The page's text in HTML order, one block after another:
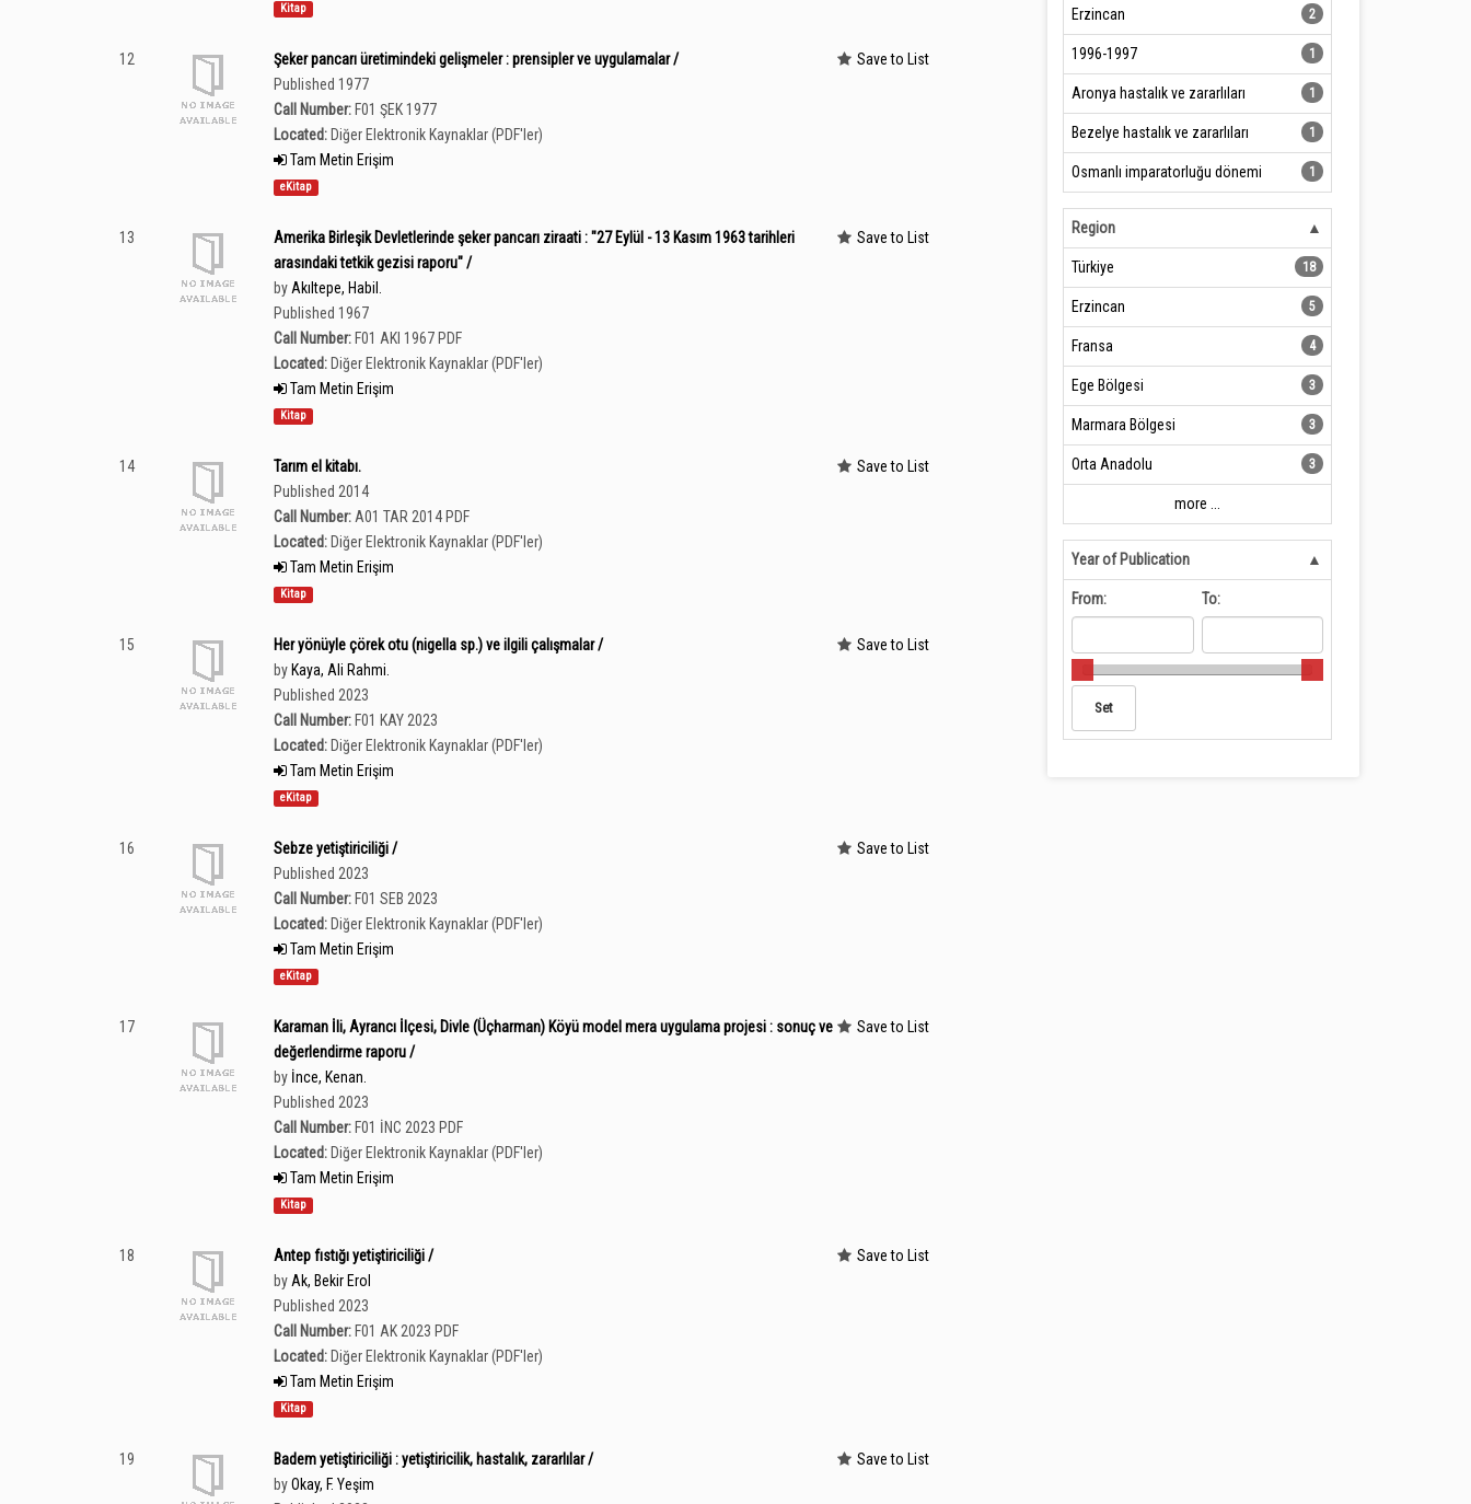
Kitap
12
Şeker pancarı üretimindeki gelişmeler : prensipler ve uygulamalar /
Published 1977
Call Number: F01 ŞEK 1977
Located: Diğer Elektronik Kaynaklar (PDF'ler)
Tam Metin Erişim
eKitap
Save to List
13
Amerika Birleşik Devletlerinde şeker pancarı ziraati : "27 Eylül - 13 Kasım 1963 tarihleri
arasındaki tetkik gezisi raporu" /
by Akıltepe, Habil.
Published 1967
Call Number: F01 AKI 1967 PDF
Located: Diğer Elektronik Kaynaklar (PDF'ler)
Tam Metin Erişim
Kitap
Save to List
14
Tarım el kitabı.
Published 2014
Call Number: A01 TAR 2014 PDF
Located: Diğer Elektronik Kaynaklar (PDF'ler)
Tam Metin Erişim
Kitap
Save to List
15
Her yönüyle çörek otu (nigella sp.) ve ilgili çalışmalar /
by Kaya, Ali Rahmi.
Published 2023
Call Number: F01 KAY 2023
Located: Diğer Elektronik Kaynaklar (PDF'ler)
Tam Metin Erişim
eKitap
Save to List
16
Sebze yetiştiriciliği /
Published 2023
Call Number: F01 SEB 2023
Located: Diğer Elektronik Kaynaklar (PDF'ler)
Tam Metin Erişim
eKitap
Save to List
17
Karaman İli, Ayrancı İlçesi, Divle (Üçharman) Köyü model mera uygulama projesi : sonuç ve
değerlendirme raporu /
by İnce, Kenan.
Published 2023
Call Number: F01 İNC 2023 PDF
Located: Diğer Elektronik Kaynaklar (PDF'ler)
Tam Metin Erişim
Kitap
Save to List
18
Antep fıstığı yetiştiriciliği /
by Ak, Bekir Erol
Published 2023
Call Number: F01 AK 2023 PDF
Located: Diğer Elektronik Kaynaklar (PDF'ler)
Tam Metin Erişim
Kitap
Save to List
19
Badem yetiştiriciliği : yetiştiricilik, hastalık, zararlılar /
byOkay, F. Yeşim
Save to List
Erzincan 2
1996-1997 1
Aronya hastalık ve zararlıları 1
Bezelye hastalık ve zararlıları 1
Osmanlı imparatorluğu dönemi 1
Region
Türkiye 18
Erzincan 5
Fransa 4
Ege Bölgesi 3
Marmara Bölgesi 3
Orta Anadolu 3
more ...
Year of Publication
From: To: